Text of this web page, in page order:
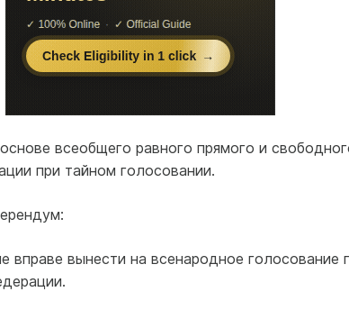
всеобщего равного прямого и
при тайном голосовании.
вправе вынести на всенародное голосование